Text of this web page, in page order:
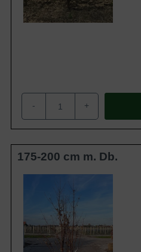
- +
175-200 cm m. Db.